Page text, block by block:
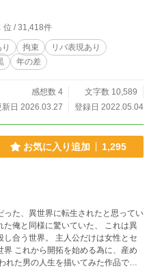
位 / 31,418件
拘束
リバ表現あり
年の差
感想数 4
文字数 10,589
新日 2026.03.27
登録日 2022.05.04
お気に入り追加 1,295
た、異世界に転生されたと思ってい
俺と同様に驚いていた、 これは異
公だけは女性とセ
これから開拓を始める為に、産め
れた男の人生を描いてみた作品で